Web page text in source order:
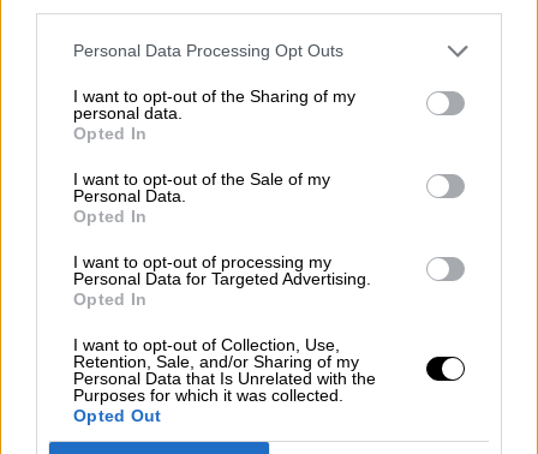
Personal Data Processing Opt Outs
I want to opt-out of the Sharing of my
personal data.
Opted In
I want to opt-out of the Sale of my
Personal Data.
Opted In
I want to opt-out of processing my
Personal Data for Targeted Advertising.
Opted In
I want to opt-out of Collection, Use,
Retention, Sale, and/or Sharing of my
Personal Data that Is Unrelated with the
Purposes for which it was collected.
Opted Out
OPINIONES DIVERSAS
¿La ciudadanía de Occidente
es consciente del riesgo de
Álvaro Frutos Rosado y Gabinete
Geopolítica de Crisis
Suelta y confía
Por María Comesaña
Votantes y votados
Por Juan Manuel Beltrán